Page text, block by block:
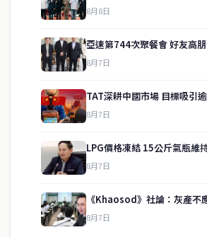
8月8日
亞速第744次聚餐會 好友高
8月7日
TAT深耕中國市場 目標吸引
8月7日
LPG價格凍結 15公斤氣瓶維
8月7日
《Khaosod》社論：灰產不
8月7日
關於我們
service@thaichinesenews.com